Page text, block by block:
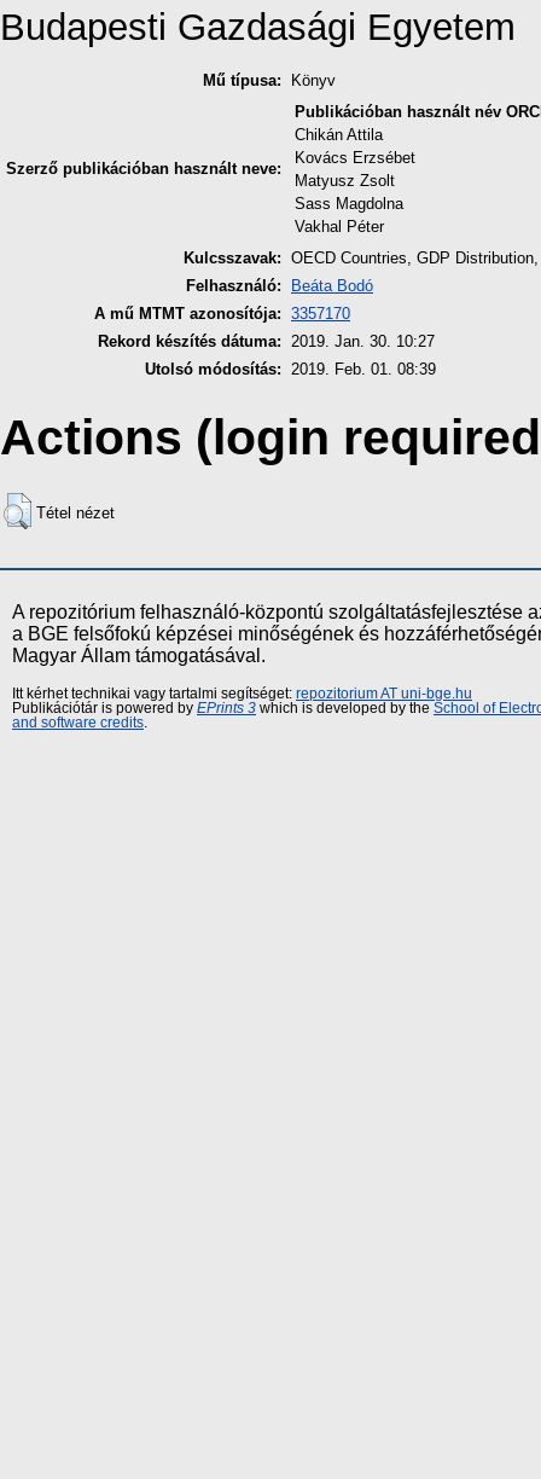
Budapesti Gazdasági Egyetem
Mű típusa: Könyv
Szerző publikációban használt neve:
Publikációban használt név
Chikán Attila
Kovács Erzsébet
Matyusz Zsolt
Sass Magdolna
Vakhal Péter
Kulcsszavak: OECD Countries, GDP
Felhasználó:
Beáta Bodó
A mű MTMT azonosítója: 3357170
Rekord készítés dátuma: 2019. Jan. 30. 10:27
Utolsó módosítás: 2019. Feb. 01. 08:39
Actions (login
Tétel nézet
A repozitórium felhasználó-központú szolgáltatásfejlesztése
a BGE felsőfokú képzései minőségének és
Magyar Állam támogatásával.
Itt kérhet technikai vagy tartalmi segítséget: repozitorium AT uni-bge.hu
Publikációtár is powered by EPrints 3 which is developed by the School of
and software credits.